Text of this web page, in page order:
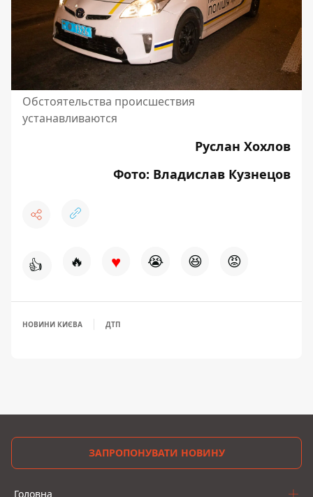
Обстоятельства происшествия
устанавливаются
Руслан Хохлов
Фото: Владислав Кузнецов
👍 🔥 ♥ 😭 😆 😡
НОВИНИ КИЄВА ДТП
ЗАПРОПОНУВАТИ НОВИНУ
Головна